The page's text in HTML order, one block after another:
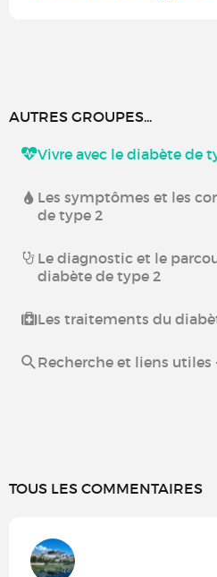
AUTRES GROUPES...
Vivre avec le diabète de
Les symptômes et les
de type 2
Le diagnostic et le
diabète de type 2
Les traitements du
Recherche et liens utiles
TOUS LES COMMENTAIRES